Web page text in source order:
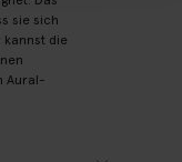
sie sich
kannst die
Aural-